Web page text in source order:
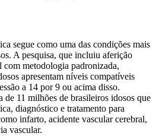
segue como uma das condições mais
A pesquisa, que incluiu aferição
com metodologia padronizada,
apresentam níveis compatíveis
a 14 por 9 ou acima disso.
de 11 milhões de brasileiros idosos que
diagnóstico e tratamento para
infarto, acidente vascular cerebral,
vascular.